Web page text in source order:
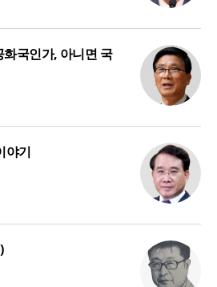
국인가, 아니면 국
야기